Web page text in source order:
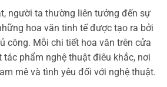
người ta thường liên tưởng đến sự
hoa văn tinh tế được tạo ra bởi
công. Mỗi chi tiết hoa văn trên cửa
phẩm nghệ thuật điêu khắc, nơi
mê và tình yêu đối với nghệ thuật.